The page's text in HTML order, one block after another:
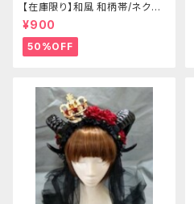
【在庫限り】和風 和柄帯/ネクタ
イ/リボン（狐面/金魚
¥900
50%OFF